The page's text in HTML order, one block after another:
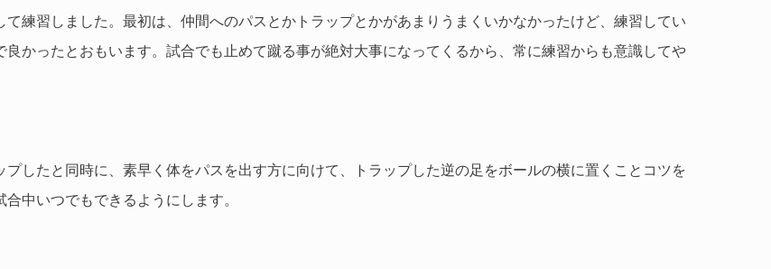
練習しました。最初は、仲間へのパスとかトラップとかがあまりうまくいかなかったけど、練習してい
かったとおもいます。試合でも止めて蹴る事が絶対大事になってくるから、常に練習からも意識してや
したと同時に、素早く体をパスを出す方に向けて、トラップした逆の足をボールの横に置くことコツを
中いつでもできるようにします。